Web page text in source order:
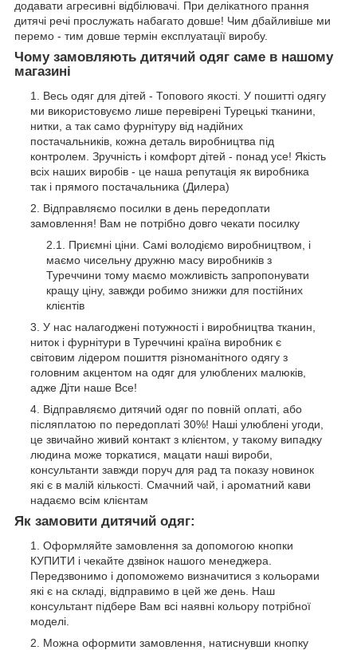
додавати агресивні відбілювачі. При делікатного прання
дитячі речі прослужать набагато довше! Чим дбайливіше ми
перемо - тим довше термін експлуатації виробу.
Чому замовляють дитячий одяг саме в нашому
магазині
Весь одяг для дітей - Топового якості. У пошитті одягу
ми використовуємо лише перевірені Турецькі тканини,
нитки, а так само фурнітуру від надійних
постачальників, кожна деталь виробництва під
контролем. Зручність і комфорт дітей - понад усе! Якість
всіх наших виробів - це наша репутація як виробника
так і прямого постачальника (Дилера)
Відправляємо посилки в день передоплати
замовлення! Вам не потрібно довго чекати посилку
Приємні ціни. Самі володіємо виробництвом, і
маємо чисельну дружню масу виробників з
Туреччини тому маємо можливість запропонувати
кращу ціну, завжди робимо знижки для постійних
клієнтів
У нас налагоджені потужності і виробництва тканин,
ниток і фурнітури в Туреччині країна виробник є
світовим лідером пошиття різноманітного одягу з
головним акцентом на одяг для улюблених малюків,
адже Діти наше Все!
Відправляємо дитячий одяг по повній оплаті, або
післяплатою по передоплаті 30%! Наші улюблені угоди,
це звичайно живий контакт з клієнтом, у такому випадку
людина може торкатися, мацати наші вироби,
консультанти завжди поруч для рад та показу новинок
які є в малій кількості. Смачний чай, і ароматний кави
надаємо всім клієнтам
Як замовити дитячий одяг:
Оформляйте замовлення за допомогою кнопки
КУПИТИ і чекайте дзвінок нашого менеджера.
Передзвонимо і допоможемо визначитися з кольорами
які є на складі, відправимо в цей же день. Наш
консультант підбере Вам всі наявні кольору потрібної
моделі.
Можна оформити замовлення, натиснувши кнопку